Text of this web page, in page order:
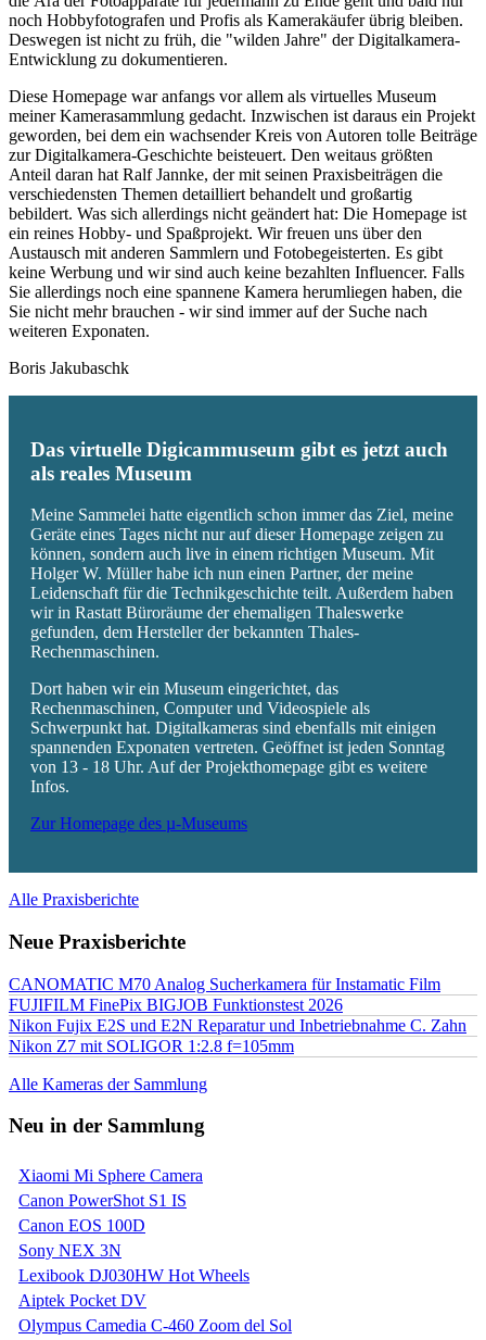
noch Hobbyfotografen und Profis als Kamerakäufer übrig bleiben.
Deswegen ist nicht zu früh, die "wilden Jahre" der Digitalkamera-
Entwicklung zu dokumentieren.
Diese Homepage war anfangs vor allem als virtuelles Museum
meiner Kamerasammlung gedacht. Inzwischen ist daraus ein Projekt
geworden, bei dem ein wachsender Kreis von Autoren tolle Beiträge
zur Digitalkamera-Geschichte beisteuert. Den weitaus größten
Anteil daran hat Ralf Jannke, der mit seinen Praxisbeiträgen die
verschiedensten Themen detailliert behandelt und großartig
bebildert. Was sich allerdings nicht geändert hat: Die Homepage ist
ein reines Hobby- und Spaßprojekt. Wir freuen uns über den
Austausch mit anderen Sammlern und Fotobegeisterten. Es gibt
keine Werbung und wir sind auch keine bezahlten Influencer. Falls
Sie allerdings noch eine spannene Kamera herumliegen haben, die
Sie nicht mehr brauchen - wir sind immer auf der Suche nach
weiteren Exponaten.
Boris Jakubaschk
Das virtuelle Digicammuseum gibt es jetzt auch
als reales Museum
Meine Sammelei hatte eigentlich schon immer das Ziel, meine
Geräte eines Tages nicht nur auf dieser Homepage zeigen zu
können, sondern auch live in einem richtigen Museum. Mit
Holger W. Müller habe ich nun einen Partner, der meine
Leidenschaft für die Technikgeschichte teilt. Außerdem haben
wir in Rastatt Büroräume der ehemaligen Thaleswerke
gefunden, dem Hersteller der bekannten Thales-
Rechenmaschinen.
Dort haben wir ein Museum eingerichtet, das
Rechenmaschinen, Computer und Videospiele als
Schwerpunkt hat. Digitalkameras sind ebenfalls mit einigen
spannenden Exponaten vertreten. Geöffnet ist jeden Sonntag
von 13 - 18 Uhr. Auf der Projekthomepage gibt es weitere
Infos.
Zur Homepage des µ-Museums
Alle Praxisberichte
Neue Praxisberichte
CANOMATIC M70 Analog Sucherkamera für Instamatic Film
FUJIFILM FinePix BIGJOB Funktionstest 2026
Nikon Fujix E2S und E2N Reparatur und Inbetriebnahme C. Zahn
Nikon Z7 mit SOLIGOR 1:2.8 f=105mm
Alle Kameras der Sammlung
Neu in der Sammlung
Xiaomi Mi Sphere Camera
Canon PowerShot S1 IS
Canon EOS 100D
Sony NEX 3N
Lexibook DJ030HW Hot Wheels
Aiptek Pocket DV
Olympus Camedia C-460 Zoom del Sol